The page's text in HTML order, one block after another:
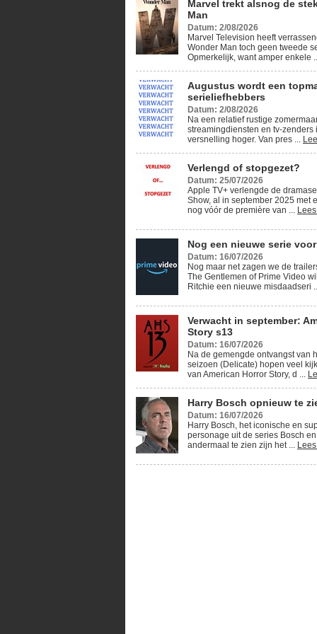
Marvel trekt alsnog de
Man
Datum: 2/08/2026
Marvel Television heeft
Wonder Man toch geen tweede
Opmerkelijk, want amper enkele
Augustus wordt een
serieliefhebbers
Datum: 2/08/2026
Na een relatief rustige
streamingdiensten en tv-zenders
versnelling hoger. Van pres ...
Verlengd of stopgezet?
Datum: 25/07/2026
Apple TV+ verlengde de
Show, al in september 2025 met
nog vóór de première van ...
Nog een nieuwe serie
Datum: 16/07/2026
Nog maar net zagen we de
The Gentlemen of Prime Video
Ritchie een nieuwe misdaadseri
Verwacht in september:
Story s13
Datum: 16/07/2026
Na de gemengde ontvangst van
seizoen (Delicate) hopen veel
van American Horror Story, d ...
Harry Bosch opnieuw te
Datum: 16/07/2026
Harry Bosch, het iconische en
personage uit de series Bosch
andermaal te zien zijn het ...